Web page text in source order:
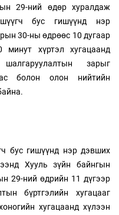
29-ний өдөр хуралдаж
бус гишүүнд нэр
30-ны өдрөөс 10 дугаар
хүртэл хугацаанд
зарыг
болон олон нийтийн
бус гишүүнд нэр дэвших
Хууль зүйн байнгын
29-ний өдрийн 11 дүгээр
бүртгэлийн хугацааг
хугацаанд хүлээн